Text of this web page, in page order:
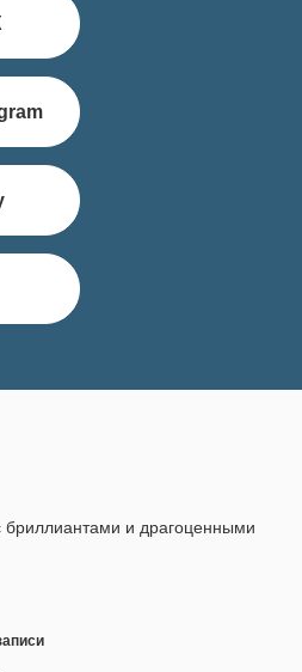
и драгоценными